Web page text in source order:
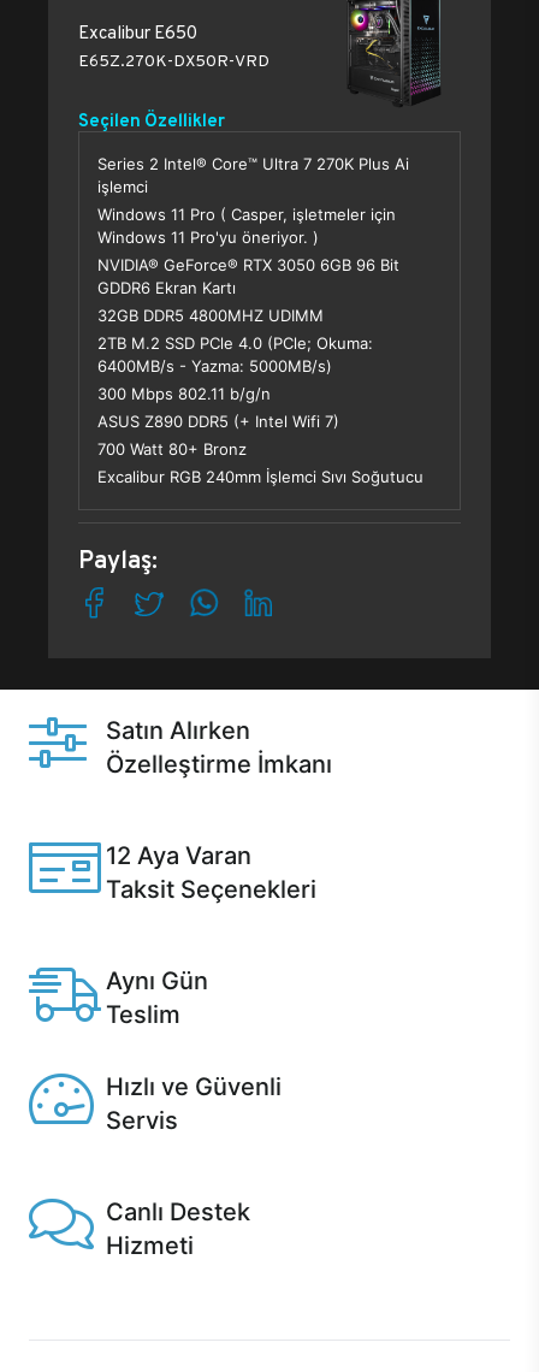
Excalibur E650
E65Z.270K-DX50R-VRD
Seçilen Özellikler
Series 2 Intel® Core™ Ultra 7 270K Plus Ai
işlemci
Windows 11 Pro ( Casper, işletmeler için
Windows 11 Pro'yu öneriyor. )
NVIDIA® GeForce® RTX 3050 6GB 96 Bit
GDDR6 Ekran Kartı
32GB DDR5 4800MHZ UDIMM
2TB M.2 SSD PCle 4.0 (PCle; Okuma:
6400MB/s - Yazma: 5000MB/s)
300 Mbps 802.11 b/g/n
ASUS Z890 DDR5 (+ Intel Wifi 7)
700 Watt 80+ Bronz
Excalibur RGB 240mm İşlemci Sıvı Soğutucu
Paylaş:
Satın Alırken
Özelleştirme İmkanı
12 Aya Varan
Taksit Seçenekleri
Aynı Gün
Teslim
Hızlı ve Güvenli
Servis
Canlı Destek
Hizmeti